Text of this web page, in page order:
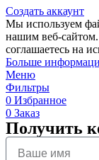
Создать аккаунт
Мы используем
нашим веб-сайтом.
соглашаетесь на
Больше
Меню
Фильтры
0 Избранное
0 Заказ
Получить